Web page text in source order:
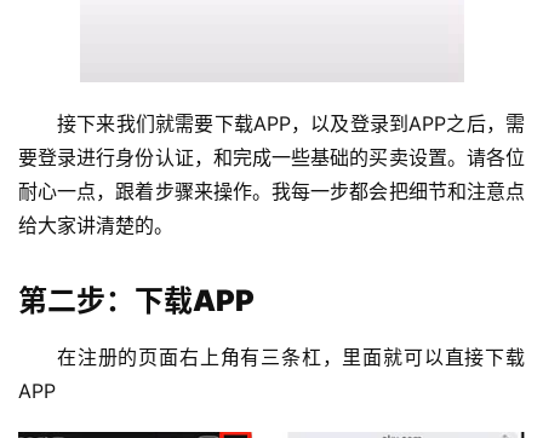
接下来我们就需要下载APP，以及登录到APP之后，需
要登录进行身份认证，和完成一些基础的买卖设置。请各位
耐心一点，跟着步骤来操作。我每一步都会把细节和注意点
给大家讲清楚的。
第二步：下载APP
在注册的页面右上角有三条杠，里面就可以直接下载
APP